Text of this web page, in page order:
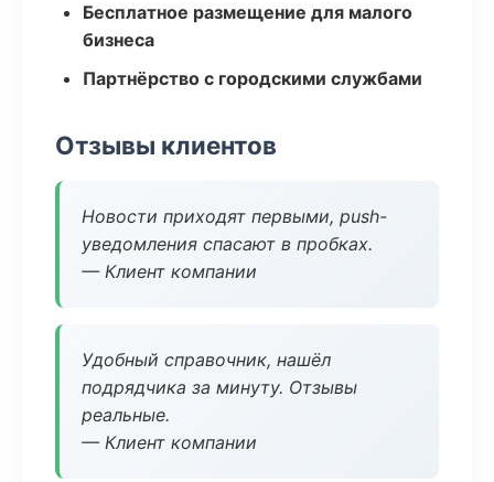
Бесплатное размещение для малого
бизнеса
Партнёрство с городскими службами
Отзывы клиентов
Новости приходят первыми, push-
уведомления спасают в пробках.
— Клиент компании
Удобный справочник, нашёл
подрядчика за минуту. Отзывы
реальные.
— Клиент компании